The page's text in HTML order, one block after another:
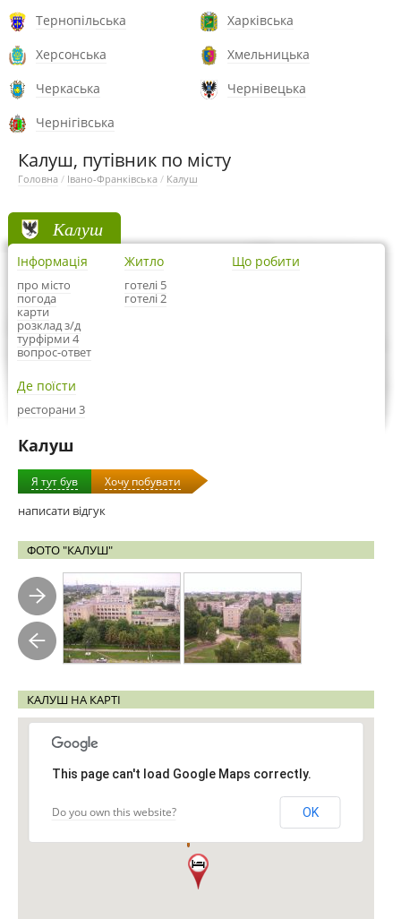
Тернопільська
Харківська
Херсонська
Хмельницька
Черкаська
Чернівецька
Чернігівська
Калуш, путівник по місту
Головна / Івано-Франківська / Калуш
Калуш
Інформація
про місто
погода
карти
розклад з/д
турфірми 4
вопрос-ответ
Житло
готелі 5
готелі 2
Що робити
Де поїсти
ресторани 3
Калуш
Я тут був Хочу побувати
написати відгук
ФОТО "КАЛУШ"
КАЛУШ НА КАРТІ
This page can't load Google Maps correctly.
Do you own this website? OK